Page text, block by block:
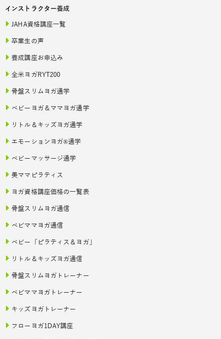
インストラクター養成
JAHA資格講座一覧
卒業生の声
養成講座お申込み
全米ヨガRYT200
骨盤スリムヨガ通学
ベビーヨガ＆ママヨガ通学
リトル＆キッズヨガ通学
エモーションヨガ®通学
ベビーマッサージ通学
美ママピラティス
ヨガ資格講座価格の一覧表
骨盤スリムヨガ通信
ベビママヨガ通信
ベビー「ピラティス＆ヨガ」
リトル＆キッズヨガ通信
骨盤スリムヨガトレーナー
ベビママヨガトレーナー
キッズヨガトレーナー
フローヨガ1DAY講座